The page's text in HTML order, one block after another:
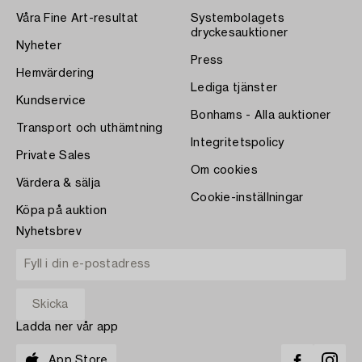
Våra Fine Art-resultat
Nyheter
Hemvärdering
Kundservice
Transport och uthämtning
Private Sales
Värdera & sälja
Köpa på auktion
Systembolagets
dryckesauktioner
Press
Lediga tjänster
Bonhams - Alla auktioner
Integritetspolicy
Om cookies
Cookie-inställningar
Nyhetsbrev
Ladda ner vår app